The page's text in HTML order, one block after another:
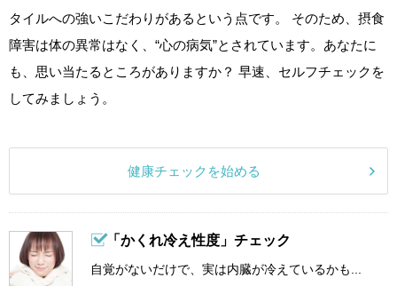
タイルへの強いこだわりがあるという点です。 そのため、摂食
障害は体の異常はなく、“心の病気”とされています。あなたに
も、思い当たるところがありますか？ 早速、セルフチェックを
してみましょう。
健康チェックを始める
「かくれ冷え性度」チェック
自覚がないだけで、実は内臓が冷えているかも...